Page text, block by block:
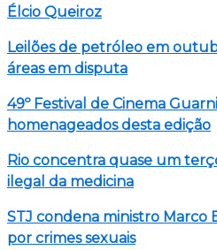
Élcio Queiroz
Leilões de petróleo em
áreas em disputa
49º Festival de Cinema
homenageados desta edição
Rio concentra quase um
ilegal da medicina
STJ condena ministro Marco
por crimes sexuais